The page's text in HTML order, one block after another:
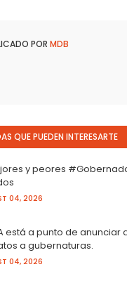
POR MDB
QUE PUEDEN INTERESARTE
y peores
04, 2026
está a punto de anunciar
a gubernaturas.
04, 2026